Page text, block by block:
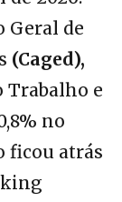
Geral de
(Caged),
e
no
ficou atrás